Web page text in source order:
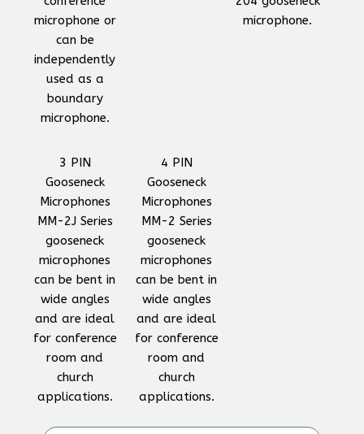
microphone or
can be
independently
used as a
boundary
microphone.
microphone.
3 PIN
Gooseneck
Microphones
MM-2J Series
gooseneck
microphones
can be bent in
wide angles
and are ideal
for conference
room and
church
applications.
4 PIN
Gooseneck
Microphones
MM-2 Series
gooseneck
microphones
can be bent in
wide angles
and are ideal
for conference
room and
church
applications.